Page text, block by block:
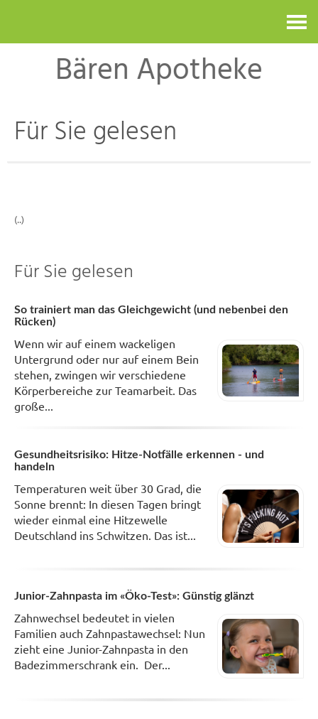
Bären Apotheke
Für Sie gelesen
(..)
Für Sie gelesen
So trainiert man das Gleichgewicht (und nebenbei den
Rücken)
Wenn wir auf einem wackeligen
Untergrund oder nur auf einem Bein
stehen, zwingen wir verschiedene
Körperbereiche zur Teamarbeit. Das
große...
Gesundheitsrisiko: Hitze-Notfälle erkennen - und
handeln
Temperaturen weit über 30 Grad, die
Sonne brennt: In diesen Tagen bringt
wieder einmal eine Hitzewelle
Deutschland ins Schwitzen. Das ist...
Junior-Zahnpasta im «Öko-Test»: Günstig glänzt
Zahnwechsel bedeutet in vielen
Familien auch Zahnpastawechsel: Nun
zieht eine Junior-Zahnpasta in den
Badezimmerschrank ein. Der...